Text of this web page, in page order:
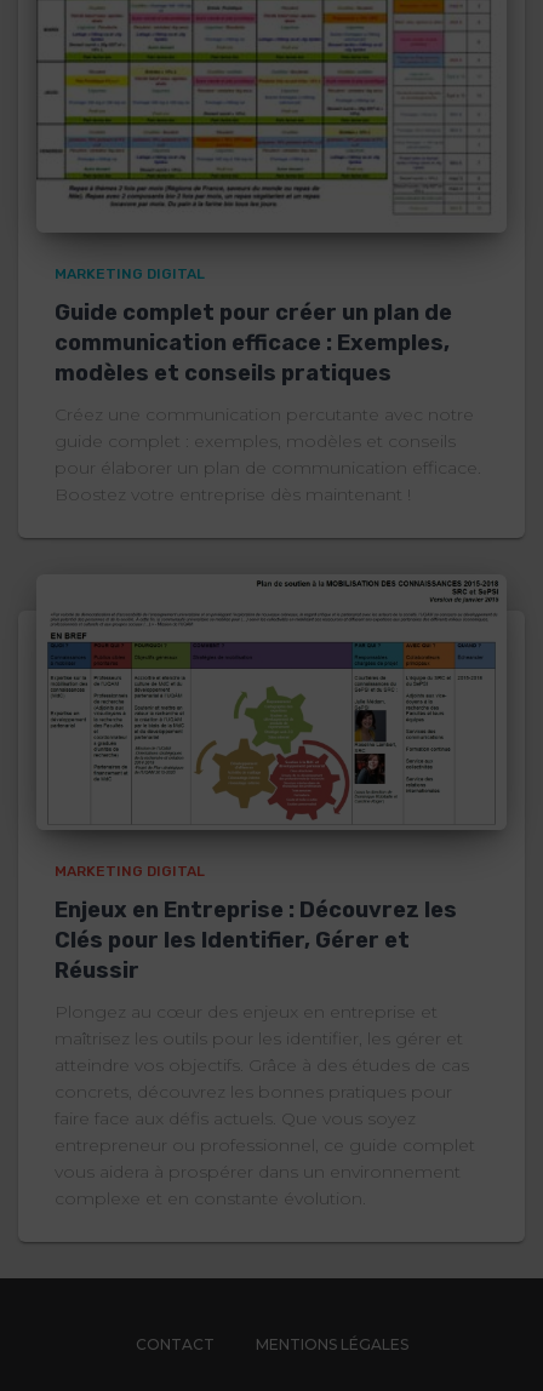
MARKETING DIGITAL
Guide complet pour créer un plan de
communication efficace : Exemples,
modèles et conseils pratiques
Créez une communication percutante avec notre
guide complet : exemples, modèles et conseils
pour élaborer un plan de communication efficace.
Boostez votre entreprise dès maintenant !
MARKETING DIGITAL
Enjeux en Entreprise : Découvrez les
Clés pour les Identifier, Gérer et
Réussir
Plongez au cœur des enjeux en entreprise et
maîtrisez les outils pour les identifier, les gérer et
atteindre vos objectifs. Grâce à des études de cas
concrets, découvrez les bonnes pratiques pour
faire face aux défis actuels. Que vous soyez
entrepreneur ou professionnel, ce guide complet
vous aidera à prospérer dans un environnement
complexe et en constante évolution.
CONTACT MENTIONS LÉGALES